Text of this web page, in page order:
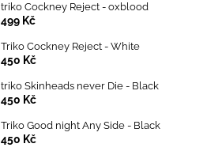
triko Cockney Reject - oxblood
499 Kč
Triko Cockney Reject - White
450 Kč
triko Skinheads never Die - Black
450 Kč
Triko Good night Any Side - Black
450 Kč